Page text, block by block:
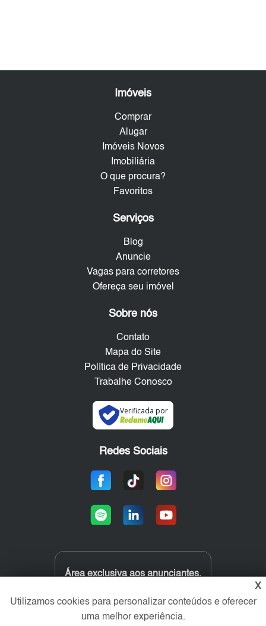
Imóveis
Comprar
Alugar
Imóveis Novos
Imobiliária
O que procura?
Favoritos
Serviços
Blog
Anuncie
Vagas para corretores
Ofereça seu imóvel
Sobre nós
Contato
Mapa do Site
Política de Privacidade
Trabalhe Conosco
Verificada por
Redes Sociais
Área exclusiva aos anunciantes,
X
Utilizamos cookies para personalizar conteúdos e oferecer
uma melhor experiência.